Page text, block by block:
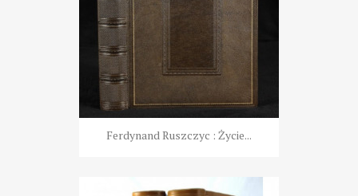
Ferdynand Ruszczyc : Życie...